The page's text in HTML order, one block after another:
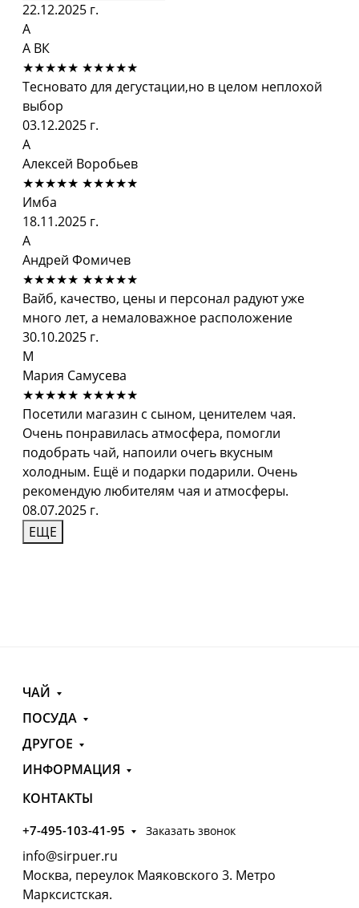
22.12.2025 г.
А
А ВК
★★★★★ ★★★★★
Тесновато для дегустации,но в целом неплохой
выбор
03.12.2025 г.
А
Алексей Воробьев
★★★★★ ★★★★★
Имба
18.11.2025 г.
А
Андрей Фомичев
★★★★★ ★★★★★
Вайб, качество, цены и персонал радуют уже
много лет, а немаловажное расположение
30.10.2025 г.
М
Мария Самусева
★★★★★ ★★★★★
Посетили магазин с сыном, ценителем чая.
Очень понравилась атмосфера, помогли
подобрать чай, напоили очегь вкусным
холодным. Ещё и подарки подарили. Очень
рекомендую любителям чая и атмосферы.
08.07.2025 г.
ЕЩЕ
ЧАЙ
ПОСУДА
ДРУГОЕ
ИНФОРМАЦИЯ
КОНТАКТЫ
+7-495-103-41-95 Заказать звонок
info@sirpuer.ru
Москва, переулок Маяковского 3. Метро
Марксистская.